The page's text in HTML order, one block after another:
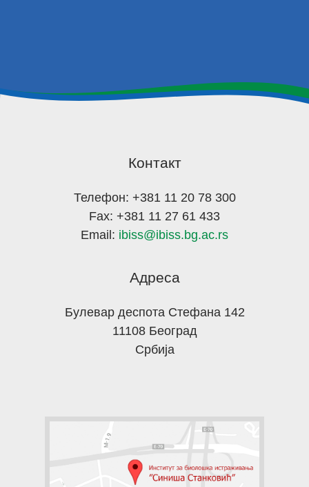
Контакт
Телефон: +381 11 20 78 300
Fax: +381 11 27 61 433
Email: ibiss@ibiss.bg.ac.rs
Адреса
Булевар деспота Стефана 142
11108 Београд
Србија